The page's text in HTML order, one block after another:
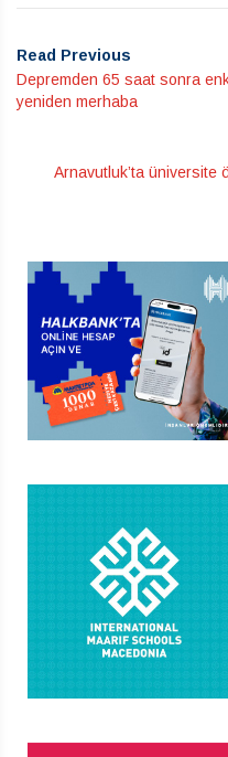
Read Previous
Depremden 65 saat sonra
yeniden merhaba
Arnavutluk’ta üniversite